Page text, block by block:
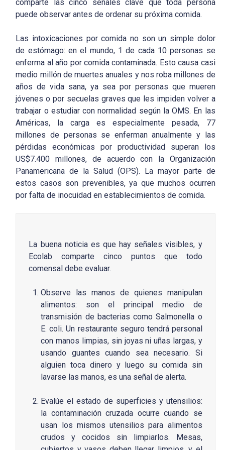
comparte las cinco señales clave que toda persona
puede observar antes de ordenar su próxima comida.
Las intoxicaciones por comida no son un simple dolor
de estómago: en el mundo, 1 de cada 10 personas se
enferma al año por comida contaminada. Esto causa casi
medio millón de muertes anuales y nos roba millones de
años de vida sana, ya sea por personas que mueren
jóvenes o por secuelas graves que les impiden volver a
trabajar o estudiar con normalidad según la OMS. En las
Américas, la carga es especialmente pesada, 77
millones de personas se enferman anualmente y las
pérdidas económicas por productividad superan los
US$7.400 millones, de acuerdo con la Organización
Panamericana de la Salud (OPS). La mayor parte de
estos casos son prevenibles, ya que muchos ocurren
por falta de inocuidad en establecimientos de comida.
La buena noticia es que hay señales visibles, y
Ecolab comparte cinco puntos que todo
comensal debe evaluar.
Observe las manos de quienes manipulan
alimentos: son el principal medio de
transmisión de bacterias como Salmonella o
E. coli. Un restaurante seguro tendrá personal
con manos limpias, sin joyas ni uñas largas, y
usando guantes cuando sea necesario. Si
alguien toca dinero y luego su comida sin
lavarse las manos, es una señal de alerta.
Evalúe el estado de superficies y utensilios:
la contaminación cruzada ocurre cuando se
usan los mismos utensilios para alimentos
crudos y cocidos sin limpiarlos. Mesas,